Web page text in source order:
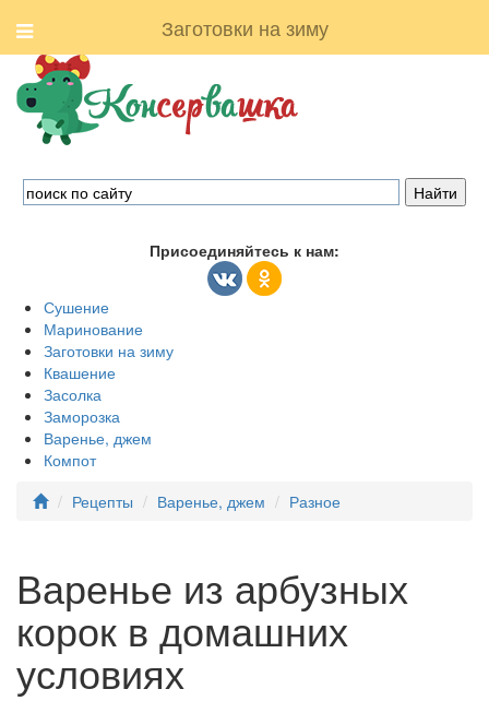
Заготовки на зиму
Присоединяйтесь к нам:
Сушение
Маринование
Заготовки на зиму
Квашение
Засолка
Заморозка
Варенье, джем
Компот
Рецепты
Варенье, джем Разное
Варенье из арбузных
корок в домашних
условиях